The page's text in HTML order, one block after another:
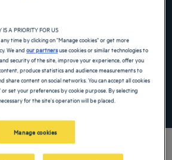
寻找酒店
A PRIORITY FOR US
time by clicking on "Manage cookies" or get more
We andour partnersuse cookies or similar technologies to
security of the site, improve your experience, offer you
produce statistics and audience measurements to
share content on social networks. You can accept all cookies
set your preferences by cookie purpose. By selecting
for the site's operation will be placed.
Manage cookies